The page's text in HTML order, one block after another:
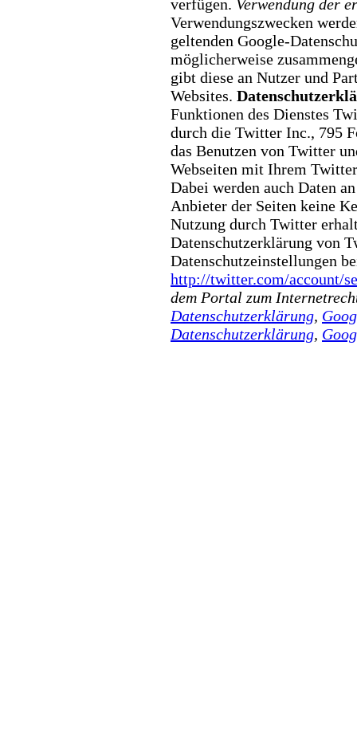
verfügen. Verwendung der
Verwendungszwecken
geltenden Google-
möglicherweise
gibt diese an Nutzer und
Websites.
Funktionen des Dienstes
durch die Twitter Inc., 795
das Benutzen von Twitter
Webseiten mit Ihrem
Dabei werden auch Daten
Anbieter der Seiten keine
Nutzung durch Twitter
Datenschutzerklärung von
Datenschutzeinstellungen
http://twitter.com/account/
dem Portal zum
Datenschutzerklärung,
Datenschutzerklärung,